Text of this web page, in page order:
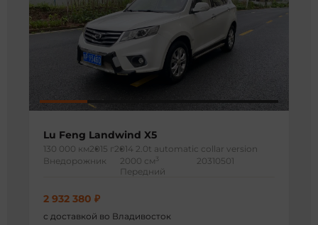
Lu Feng Landwind X5
130 000 км2015 г 2014 2.0t automatic collar version
Внедорожник
2000 см 3
Передний
20310501
2 932 380 ₽
с доставкой во Владивосток